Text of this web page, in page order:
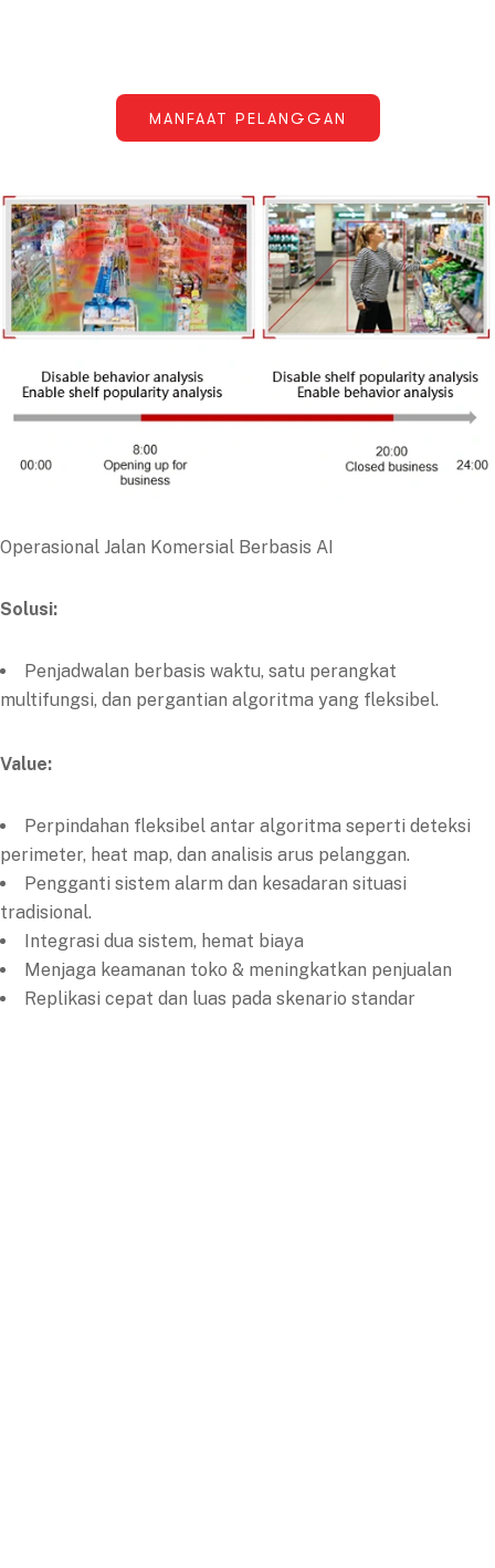
MANFAAT PELANGGAN
Operasional Jalan Komersial Berbasis AI
Solusi:
Penjadwalan berbasis waktu, satu perangkat
multifungsi, dan pergantian algoritma yang fleksibel.
Value:
Perpindahan fleksibel antar algoritma seperti deteksi
perimeter, heat map, dan analisis arus pelanggan.
Pengganti sistem alarm dan kesadaran situasi
tradisional.
Integrasi dua sistem, hemat biaya
Menjaga keamanan toko & meningkatkan penjualan
Replikasi cepat dan luas pada skenario standar